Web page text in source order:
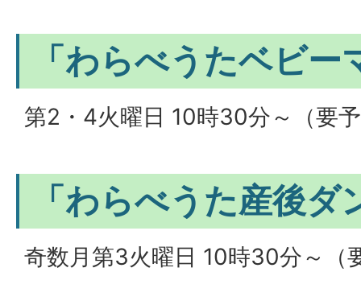
「わらべうたベビ
第2・4火曜日 10時30分～（要
「わらべうた産後ダ
奇数月第3火曜日 10時30分～（